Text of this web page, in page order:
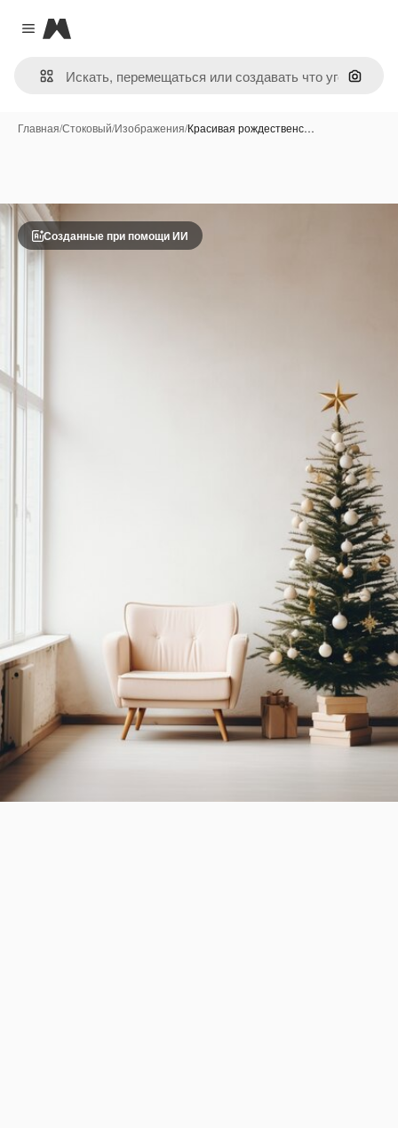
Close menu
Magnific
Поиск
Главная/Стоковый/Изображения/Красивая рождественс…
Созданные при помощи ИИ